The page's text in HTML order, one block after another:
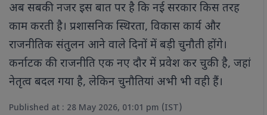
अब सबकी नजर इस बात पर है कि नई सरकार किस तरह
काम करती है। प्रशासनिक स्थिरता, विकास कार्य और
राजनीतिक संतुलन आने वाले दिनों में बड़ी चुनौती होंगे।
कर्नाटक की राजनीति एक नए दौर में प्रवेश कर चुकी है, जहां
नेतृत्व बदल गया है, लेकिन चुनौतियां अभी भी वही हैं।
Published at : 28 May 2026, 01:01 pm (IST)